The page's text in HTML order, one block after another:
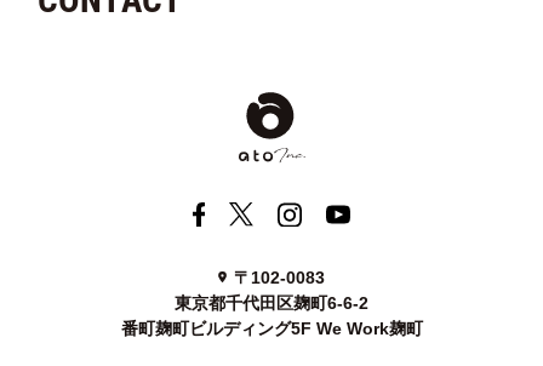
〒102-0083
東京都千代田区麹町6-6-2
番町麹町ビルディング5F We Work麹町